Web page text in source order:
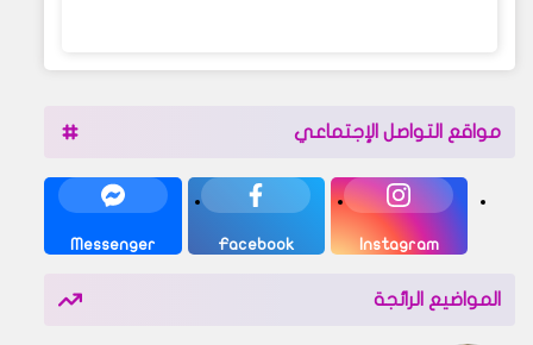
مواقع التواصل الإجتماعي
Instagram
Facebook
Messenger
المواضيع الرائجة